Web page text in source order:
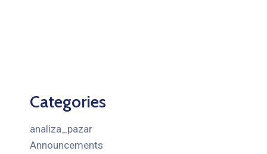
Categories
analiza_pazar
Announcements